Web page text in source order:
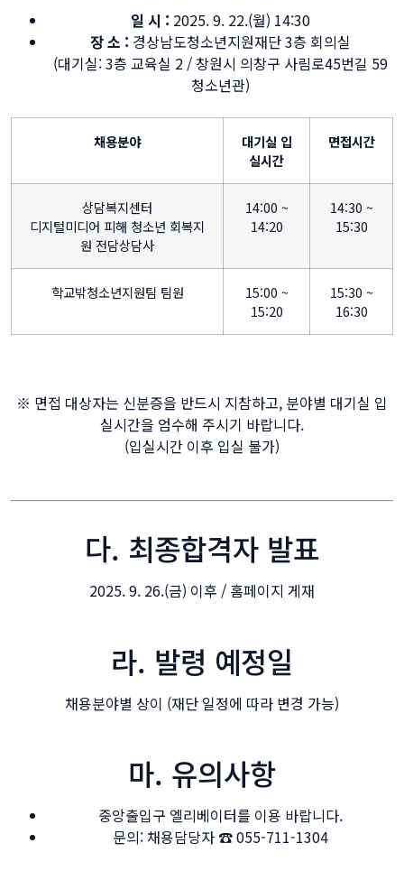
일 시 : 2025. 9. 22.(월) 14:30
장 소 : 경상남도청소년지원재단 3층 회의실
(대기실: 3층 교육실 2 / 창원시 의창구 사림로45번길 59
청소년관)
채용분야
대기실 입
실시간
면접시간
상담복지센터
디지털미디어 피해 청소년 회복지
원 전담상담사
14:00 ~
14:20
14:30 ~
15:30
학교밖청소년지원팀 팀원
15:00 ~
15:20
15:30 ~
16:30
※ 면접 대상자는 신분증을 반드시 지참하고, 분야별 대기실 입
실시간을 엄수해 주시기 바랍니다.
(입실시간 이후 입실 불가)
다. 최종합격자 발표
2025. 9. 26.(금) 이후 / 홈페이지 게재
라. 발령 예정일
채용분야별 상이 (재단 일정에 따라 변경 가능)
마. 유의사항
중앙출입구 엘리베이터를 이용 바랍니다.
문의: 채용담당자 ☎ 055-711-1304